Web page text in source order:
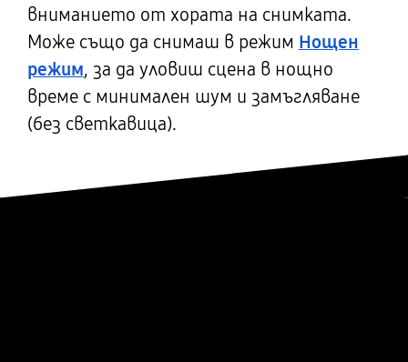
вниманието от хората на снимката.
Може също да снимаш в режим Нощен
режим, за да уловиш сцена в нощно
време с минимален шум и замъгляване
(без светкавица).